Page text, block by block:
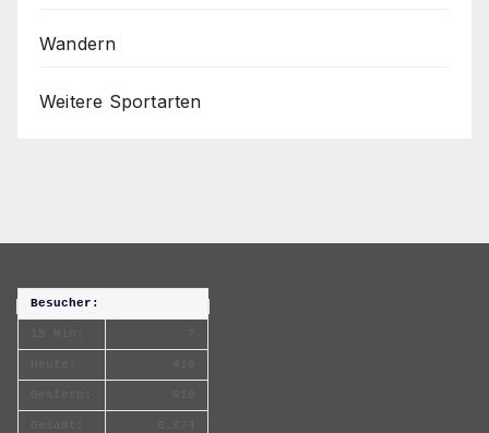
Wandern
Weitere Sportarten
Besucher: